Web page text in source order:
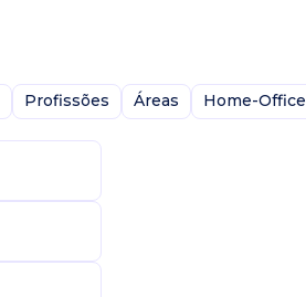
Profissões Áreas Home-Office